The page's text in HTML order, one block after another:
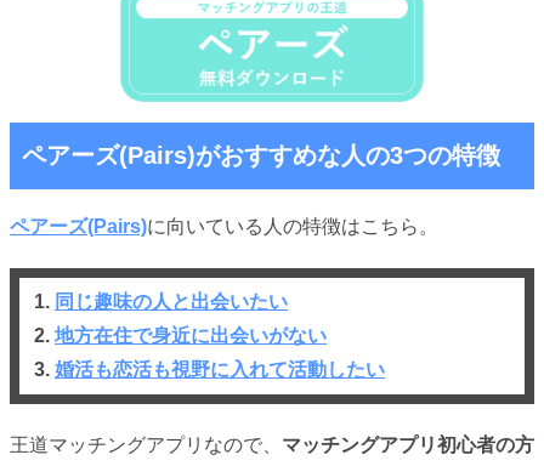
ペアーズ(Pairs)がおすすめな人の3つの特徴
ペアーズ(Pairs)に向いている人の特徴はこちら。
1. 同じ趣味の人と出会いたい
2. 地方在住で身近に出会いがない
3. 婚活も恋活も視野に入れて活動したい
王道マッチングアプリなので、 マッチングアプリ初心者の方